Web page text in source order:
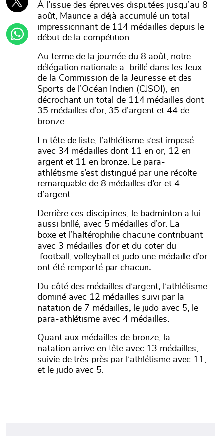
À l’issue des épreuves disputées jusqu’au 8
août, Maurice a déjà accumulé un total
impressionnant de 114 médailles depuis le
début de la compétition.
Au terme de la journée du 8 août, notre
délégation nationale a brillé dans les Jeux
de la Commission de la Jeunesse et des
Sports de l’Océan Indien (CJSOI), en
décrochant un total de 114 médailles dont
35 médailles d’or, 35 d’argent et 44 de
bronze.
En tête de liste, l’athlétisme s’est imposé
avec 34 médailles dont 11 en or, 12 en
argent et 11 en bronze. Le para-
athlétisme s’est distingué par une récolte
remarquable de 8 médailles d’or et 4
d’argent.
Derrière ces disciplines, le badminton a lui
aussi brillé, avec 5 médailles d’or. La
boxe et l’haltérophilie chacune contribuant
avec 3 médailles d’or et du coter du
football, volleyball
et judo une médaille d’or
ont été remporté par chacun.
Du côté des médailles d’argent, l’athlétisme
dominé avec 12 médailles suivi par la
natation de 7 médailles, le judo avec 5, le
para-athlétisme avec 4 médailles.
Quant aux médailles de bronze, la
natation arrive en tête avec 13 médailles,
suivie de très près par l’athlétisme avec 11,
et le judo avec 5.